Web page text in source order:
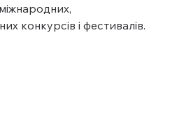
конкурсів і фестивалів.